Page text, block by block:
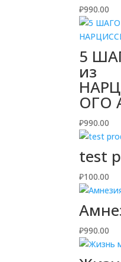
₽990.00
5
из
ОГО
₽990.00
test
₽100.00
₽990.00